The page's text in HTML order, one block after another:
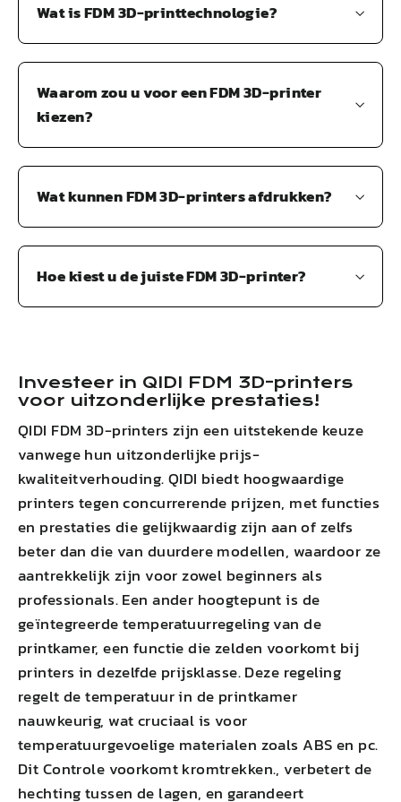
Wat is FDM 3D-printtechnologie?
Waarom zou u voor een FDM 3D-printer
kiezen?
Wat kunnen FDM 3D-printers afdrukken?
Hoe kiest u de juiste FDM 3D-printer?
Investeer in QIDI FDM 3D-printers
voor uitzonderlijke prestaties!
QIDI FDM 3D-printers zijn een uitstekende keuze
vanwege hun uitzonderlijke prijs-
kwaliteitverhouding.QIDI biedt hoogwaardige
printers tegen concurrerende prijzen, met functies
en prestaties die gelijkwaardig zijn aan of zelfs
beter dan die van duurdere modellen, waardoor ze
aantrekkelijk zijn voor zowel beginners als
professionals. Een ander hoogtepunt is de
geïntegreerde temperatuurregeling van de
printkamer, een functie die zelden voorkomt bij
printers in dezelfde prijsklasse. Deze regeling
regelt de temperatuur in de printkamer
nauwkeurig, wat cruciaal is voor
temperatuurgevoelige materialen zoals ABSen pc.
DitControle voorkomt kromtrekken., verbetert de
hechting tussen de lagen, en garandeert